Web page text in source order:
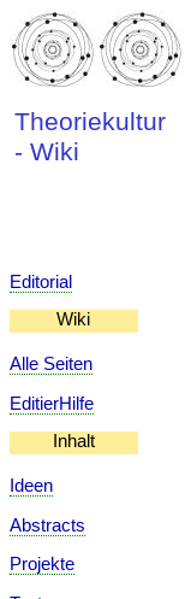
Theoriekultur
- Wiki
Editorial
Wiki
Alle Seiten
EditierHilfe
Inhalt
Ideen
Abstracts
Projekte